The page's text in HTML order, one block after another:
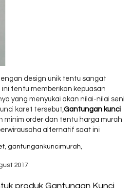
design unik tentu sangat
tentu memberikan kepuasan
yang menyukai akan nilai-nilai seni
karet tersebut,Gantungan kunci
minim order dan tentu harga murah
alternatif saat ini
, gantungankuncimurah,
2017
produk Gantungan Kunci